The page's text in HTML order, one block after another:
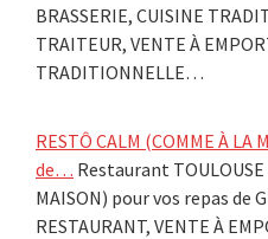
BRASSERIE, CUISINE
TRAITEUR, VENTE À
TRADITIONNELLE…
RESTÔ CALM (COMME À
de… Restaurant TOULOUSE
MAISON) pour vos repas de
RESTAURANT, VENTE À